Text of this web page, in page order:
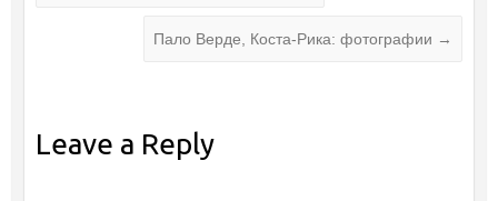
Пало Верде, Коста-Рика: фотографии →
Leave a Reply